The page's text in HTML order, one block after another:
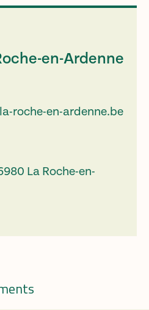
en-Ardenne
roche-en-ardenne.be
La Roche-en-